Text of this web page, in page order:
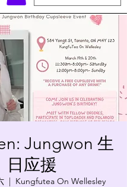
Jungwon 生
日应援
  |
Kungfutea On Wellesley